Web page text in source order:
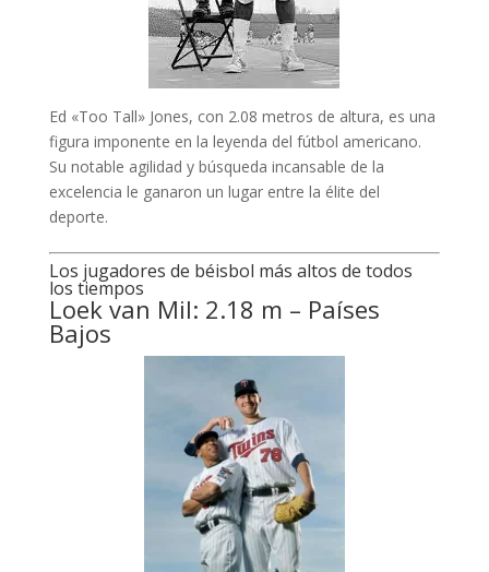
Ed «Too Tall» Jones, con 2.08 metros de altura, es una
figura imponente en la leyenda del fútbol americano.
Su notable agilidad y búsqueda incansable de la
excelencia le ganaron un lugar entre la élite del
deporte.
Los jugadores de béisbol más altos de todos
los tiempos
Loek van Mil: 2.18 m – Países
Bajos